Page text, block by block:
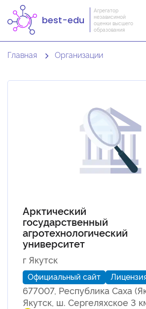
best-edu
Агрегатор
независимой
оценки высшего
образования
Главная Организации
Арктический
государственный
агротехнологический
университет
г Якутск
Официальный сайт
677007, Республика Саха
Якутск, ш. Сергеляхское 3